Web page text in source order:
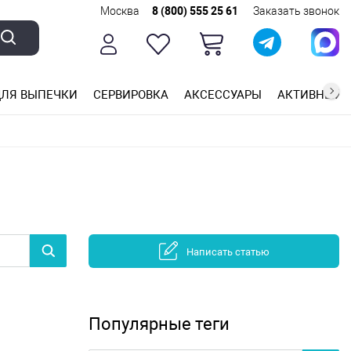
Москва 8 (800) 555 25 61 Заказать звонок
ВЫПЕЧКИ СЕРВИРОВКА АКСЕССУАРЫ АКТИВНЫЙ
Написать статью
Популярные теги